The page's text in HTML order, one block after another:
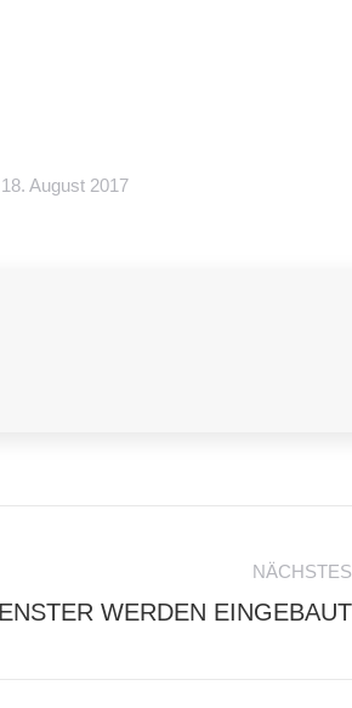
18. August 2017
NÄCHSTES
WERDEN EINGEBAUT